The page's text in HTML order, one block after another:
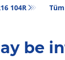
104R
be